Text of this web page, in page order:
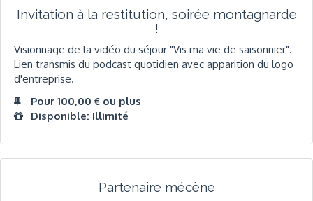
Invitation à la restitution, soirée montagnarde
!
Visionnage de la vidéo du séjour "Vis ma vie de saisonnier".
Lien transmis du podcast quotidien avec apparition du logo
d'entreprise.
Pour 100,00 € ou plus
Disponible: Illimité
Partenaire mécène